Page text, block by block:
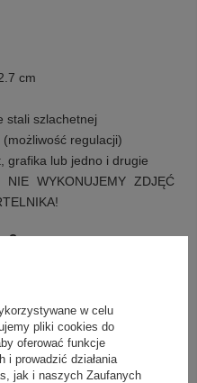
cm
stali szlachetnej
(możliwość regulacji)
grafika lub jedno i drugie
WYKONUJEMY ZDJĘĆ
czarny
i tekst)
w celu
pliki cookies do
oferować funkcje
i prowadzić działania
jak i naszych Zaufanych